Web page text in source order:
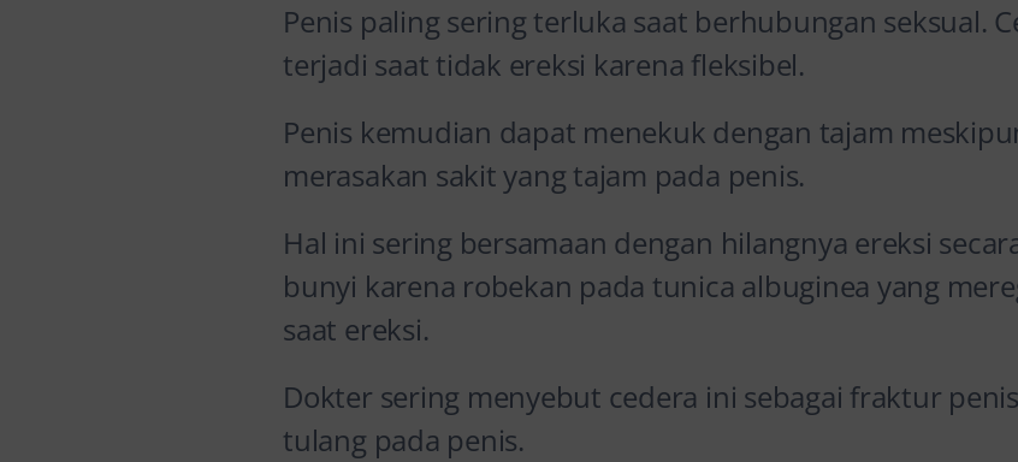
Penis paling sering terluka saat berhubungan seksual.
terjadi saat tidak ereksi karena fleksibel.
Penis kemudian dapat menekuk dengan tajam
merasakan sakit yang tajam pada penis.
Hal ini sering bersamaan dengan hilangnya ereksi
bunyi karena robekan pada tunica albuginea yang
saat ereksi.
Dokter sering menyebut cedera ini sebagai fraktur
tulang pada penis.